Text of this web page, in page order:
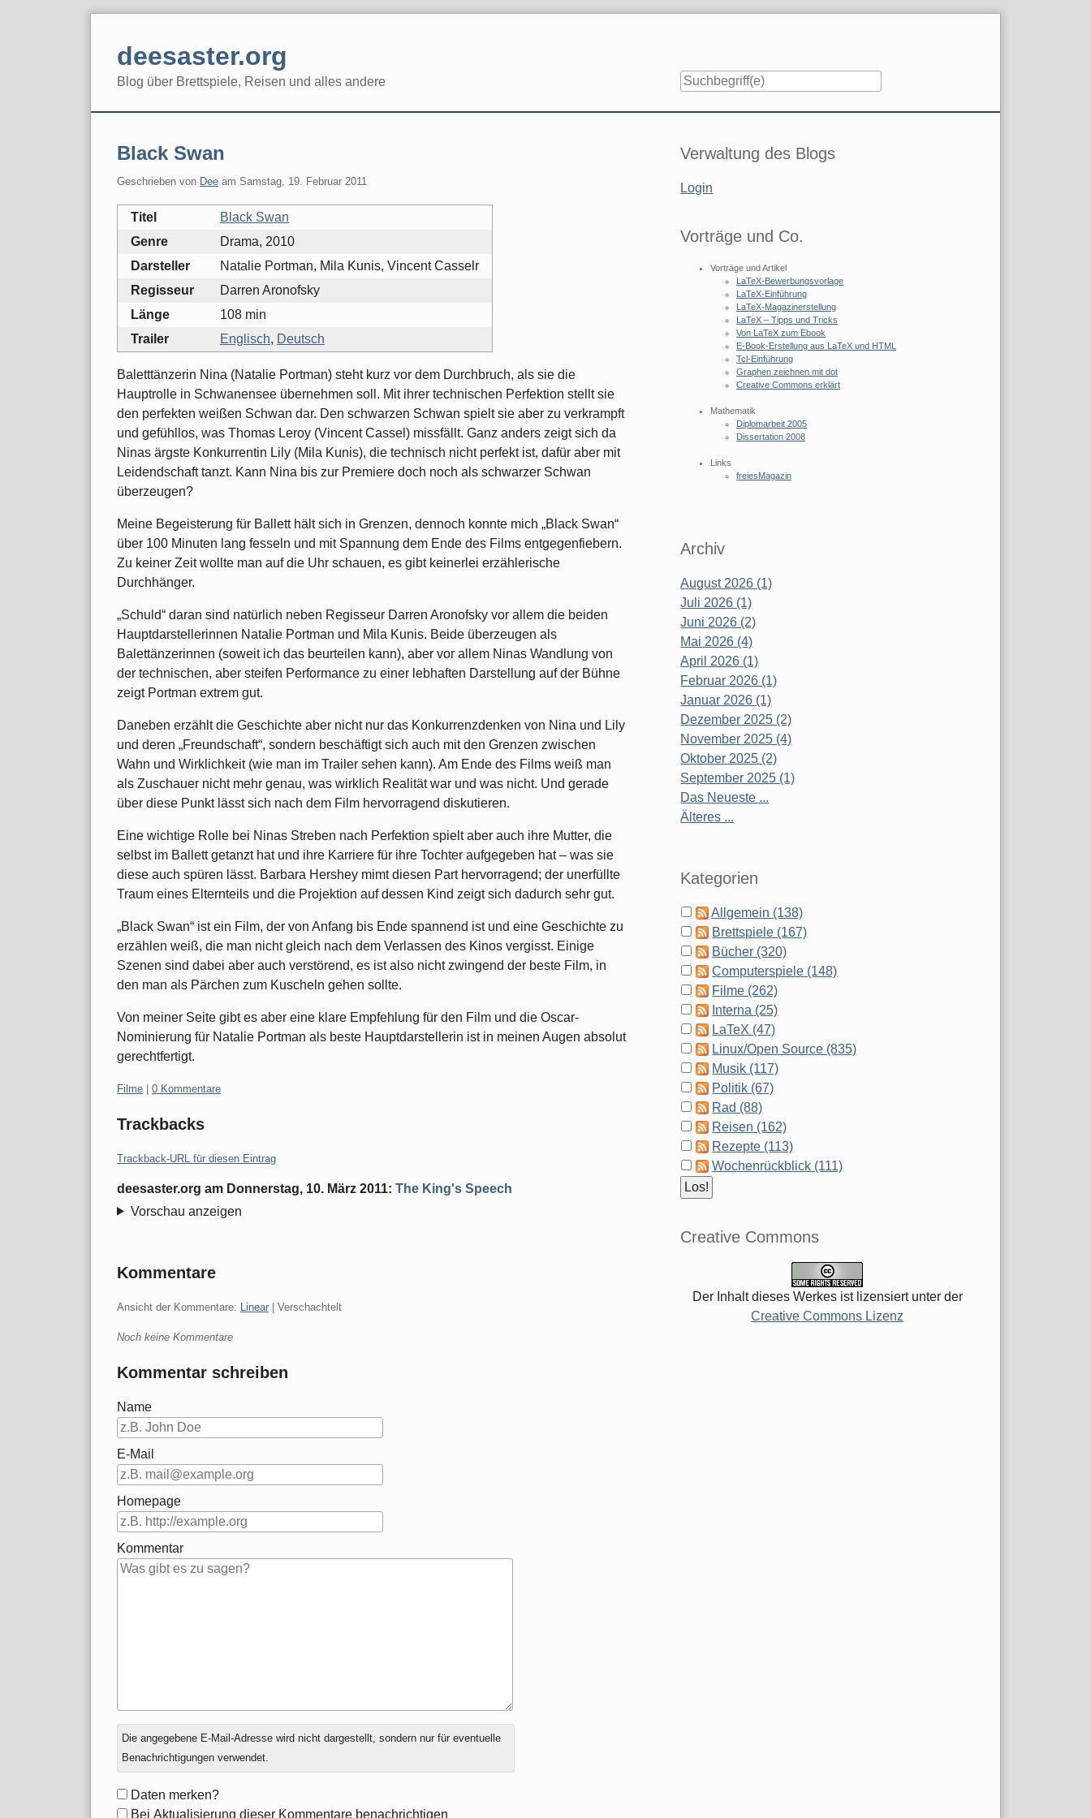
deesaster.org
Blog über Brettspiele, Reisen und alles andere
Black Swan
Geschrieben von Dee am Samstag, 19. Februar 2011
Titel
Black Swan
Genre
Drama, 2010
Darsteller
Natalie Portman, Mila Kunis, Vincent Casselr
Regisseur
Darren Aronofsky
Länge
108 min
Trailer
Englisch, Deutsch
Baletttänzerin Nina (Natalie Portman) steht kurz vor dem Durchbruch, als sie die
Hauptrolle in Schwanensee übernehmen soll. Mit ihrer technischen Perfektion stellt sie
den perfekten weißen Schwan dar. Den schwarzen Schwan spielt sie aber zu verkrampft
und gefühllos, was Thomas Leroy (Vincent Cassel) missfällt. Ganz anders zeigt sich da
Ninas ärgste Konkurrentin Lily (Mila Kunis), die technisch nicht perfekt ist, dafür aber mit
Leidendschaft tanzt. Kann Nina bis zur Premiere doch noch als schwarzer Schwan
überzeugen?
Meine Begeisterung für Ballett hält sich in Grenzen, dennoch konnte mich „Black Swan“
über 100 Minuten lang fesseln und mit Spannung dem Ende des Films entgegenfiebern.
Zu keiner Zeit wollte man auf die Uhr schauen, es gibt keinerlei erzählerische
Durchhänger.
„Schuld“ daran sind natürlich neben Regisseur Darren Aronofsky vor allem die beiden
Hauptdarstellerinnen Natalie Portman und Mila Kunis. Beide überzeugen als
Balettänzerinnen (soweit ich das beurteilen kann), aber vor allem Ninas Wandlung von
der technischen, aber steifen Performance zu einer lebhaften Darstellung auf der Bühne
zeigt Portman extrem gut.
Daneben erzählt die Geschichte aber nicht nur das Konkurrenzdenken von Nina und Lily
und deren „Freundschaft“, sondern beschäftigt sich auch mit den Grenzen zwischen
Wahn und Wirklichkeit (wie man im Trailer sehen kann). Am Ende des Films weiß man
als Zuschauer nicht mehr genau, was wirklich Realität war und was nicht. Und gerade
über diese Punkt lässt sich nach dem Film hervorragend diskutieren.
Eine wichtige Rolle bei Ninas Streben nach Perfektion spielt aber auch ihre Mutter, die
selbst im Ballett getanzt hat und ihre Karriere für ihre Tochter aufgegeben hat – was sie
diese auch spüren lässt. Barbara Hershey mimt diesen Part hervorragend; der unerfüllte
Traum eines Elternteils und die Projektion auf dessen Kind zeigt sich dadurch sehr gut.
„Black Swan“ ist ein Film, der von Anfang bis Ende spannend ist und eine Geschichte zu
erzählen weiß, die man nicht gleich nach dem Verlassen des Kinos vergisst. Einige
Szenen sind dabei aber auch verstörend, es ist also nicht zwingend der beste Film, in
den man als Pärchen zum Kuscheln gehen sollte.
Von meiner Seite gibt es aber eine klare Empfehlung für den Film und die Oscar-
Nominierung für Natalie Portman als beste Hauptdarstellerin ist in meinen Augen absolut
gerechtfertigt.
Kategorien:
Filme | 0 Kommentare
Trackbacks
Trackback-URL für diesen Eintrag
deesaster.org am Donnerstag, 10. März 2011: The King's Speech
Vorschau anzeigen
Kommentare
Ansicht der Kommentare: Linear | Verschachtelt
Noch keine Kommentare
Kommentar schreiben
Name
E-Mail
Homepage
Kommentar
Antwort
zu
Die angegebene E-Mail-Adresse wird nicht dargestellt, sondern nur für eventuelle
Benachrichtigungen verwendet.
Formular-
Optionen
Daten merken?
Bei Aktualisierung dieser Kommentare benachrichtigen
Seitenleiste
Verwaltung des Blogs
Login
Vorträge und Co.
Vorträge und Artikel
LaTeX-Bewerbungsvorlage
LaTeX-Einführung
LaTeX-Magazinerstellung
LaTeX – Tipps und Tricks
Von LaTeX zum Ebook
E-Book-Erstellung aus LaTeX und HTML
Tcl-Einführung
Graphen zeichnen mit dot
Creative Commons erklärt
Mathematik
Diplomarbeit 2005
Dissertation 2008
Links
freiesMagazin
Archiv
August 2026 (1)
Juli 2026 (1)
Juni 2026 (2)
Mai 2026 (4)
April 2026 (1)
Februar 2026 (1)
Januar 2026 (1)
Dezember 2025 (2)
November 2025 (4)
Oktober 2025 (2)
September 2025 (1)
Das Neueste ...
Älteres ...
Kategorien
Allgemein (138)
Brettspiele (167)
Bücher (320)
Computerspiele (148)
Filme (262)
Interna (25)
LaTeX (47)
Linux/Open Source (835)
Musik (117)
Politik (67)
Rad (88)
Reisen (162)
Rezepte (113)
Wochenrückblick (111)
Creative Commons
Der Inhalt dieses Werkes ist lizensiert unter der
Creative Commons Lizenz